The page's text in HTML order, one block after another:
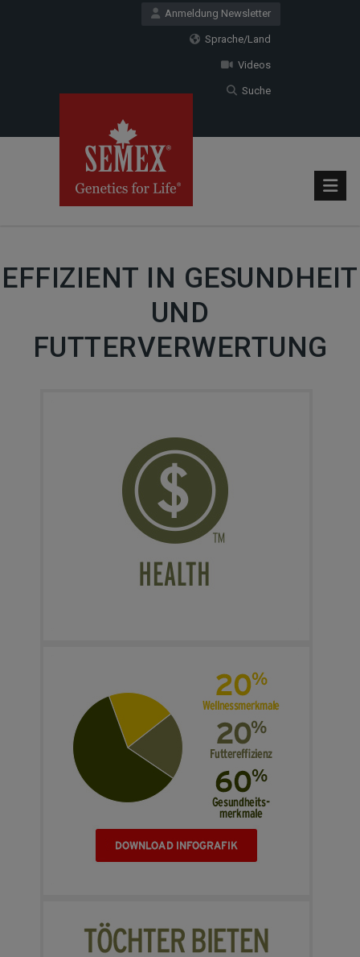
Anmeldung Newsletter
Sprache/Land
Videos
Suche
EFFIZIENT IN GESUNDHEIT
UND
FUTTERVERWERTUNG